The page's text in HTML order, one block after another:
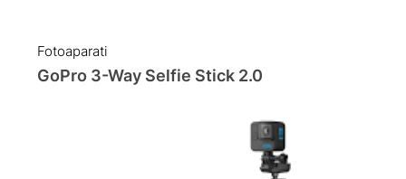
Fotoaparati
GoPro 3-Way Selfie Stick 2.0